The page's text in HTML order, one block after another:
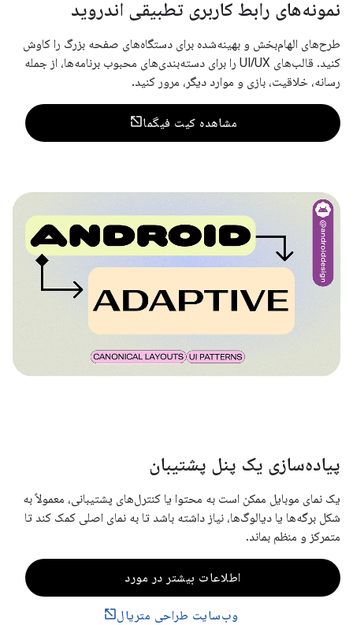
نمونه‌های رابط کاربری تطبیقی ​​اندروید
طرح‌های الهام‌بخش و بهینه‌شده برای دستگاه‌های صفحه بزرگ را کاوش
کنید. قالب‌های UI/UX را برای دسته‌بندی‌های محبوب برنامه‌ها، از جمله
رسانه، خلاقیت، بازی و موارد دیگر، مرور کنید.
مشاهده کیت فیگما
پیاده‌سازی یک پنل پشتیبان
یک نمای موبایل ممکن است به محتوا یا کنترل‌های پشتیبانی، معمولاً به
شکل برگه‌ها یا دیالوگ‌ها، نیاز داشته باشد تا به نمای اصلی کمک کند تا
متمرکز و منظم بماند.
اطلاعات بیشتر در مورد
وب‌سایت طراحی متریال